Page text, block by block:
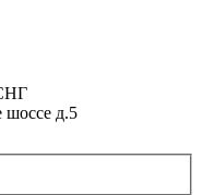
шоссе д.5